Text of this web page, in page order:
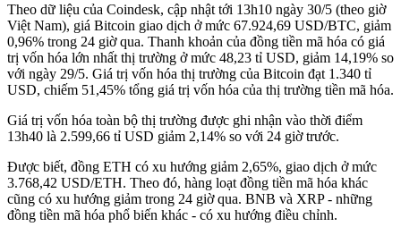
Theo dữ liệu của Coindesk, cập nhật tới 13h10 ngày 30/5 (theo giờ
Việt Nam), giá Bitcoin giao dịch ở mức 67.924,69 USD/BTC, giảm
0,96% trong 24 giờ qua. Thanh khoản của đồng tiền mã hóa có giá
trị vốn hóa lớn nhất thị trường ở mức 48,23 tỉ USD, giảm 14,19% so
với ngày 29/5. Giá trị vốn hóa thị trường của Bitcoin đạt 1.340 tỉ
USD, chiếm 51,45% tổng giá trị vốn hóa của thị trường tiền mã hóa.
Giá trị vốn hóa toàn bộ thị trường được ghi nhận vào thời điểm
13h40 là 2.599,66 tỉ USD giảm 2,14% so với 24 giờ trước.
Được biết, đồng ETH có xu hướng giảm 2,65%, giao dịch ở mức
3.768,42 USD/ETH. Theo đó, hàng loạt đồng tiền mã hóa khác
cũng có xu hướng giảm trong 24 giờ qua. BNB và XRP - những
đồng tiền mã hóa phổ biến khác - có xu hướng điều chỉnh.